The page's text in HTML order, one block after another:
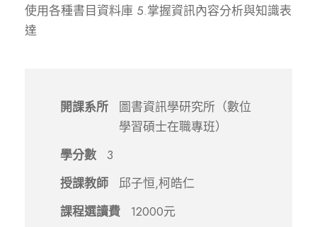
使用各種書目資料庫 5.掌握資訊內容分析與知識表
達
開課系所
圖書資訊學研究所（數位
學習碩士在職專班）
學分數
3
授課教師
邱子恒,柯皓仁
課程選讀費
12000元